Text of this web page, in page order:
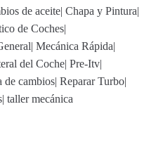
de aceite| Chapa y Pintura|
de Coches|
| Mecánica Rápida|
del Coche| Pre-Itv|
de cambios| Reparar Turbo|
| taller mecánica